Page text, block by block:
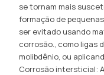
se tornam mais
formação de
ser evitado usando
corrosão., como ligas
molibdênio, ou
Corrosão intersticial: